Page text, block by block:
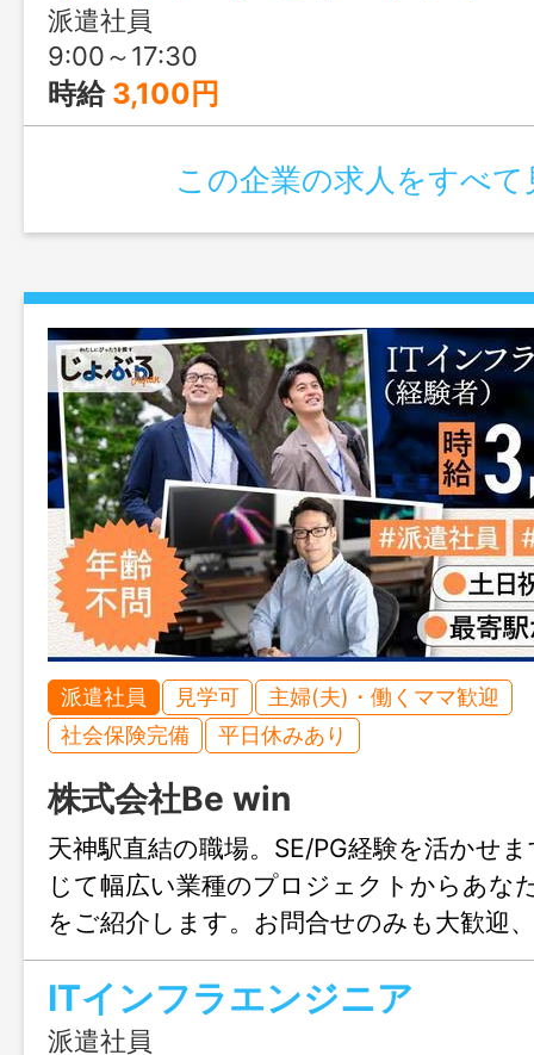
派遣社員
9:00～17:30
時給 3,100円
この企業の求人をすべて
派遣社員 見学可
主婦(夫)・働くママ歓迎
社会保険完備
平日休みあり
株式会社Be win
天神駅直結の職場。SE/PG経験を活かせ
じて幅広い業種のプロジェクトからあな
をご紹介します。お問合せのみも大歓迎
る福岡までお気軽にご連絡ください。
ITインフラエンジニア
派遣社員